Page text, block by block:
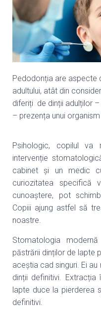
Pedodonția are
adultului, atât din
diferiți de dinții adulților
– prezența unui
Psihologic, copilul
intervenție
cabinet și un medic
curiozitatea specifică
cunoaștere, pot
Copiii ajung astfel să
noastre.
Stomatologia
păstrării dinților de lapte
aceștia cad singuri. Ei
dinții definitivi.
lapte duce la pierderea
definitivi.